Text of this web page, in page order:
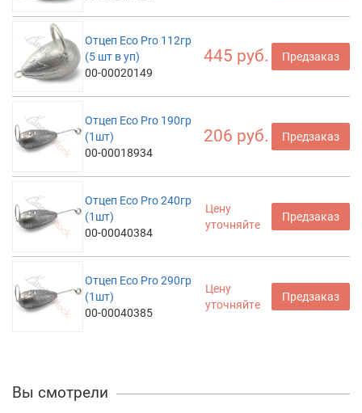
Отцеп Eco Pro 112гр
(5 шт в уп)
00-00020149
445 руб. Предзаказ
Отцеп Eco Pro 190гр
(1шт)
00-00018934
206 руб. Предзаказ
Отцеп Eco Pro 240гр
(1шт)
00-00040384
Цену
уточняйте
Предзаказ
Отцеп Eco Pro 290гр
(1шт)
00-00040385
Цену
уточняйте
Предзаказ
Вы смотрели